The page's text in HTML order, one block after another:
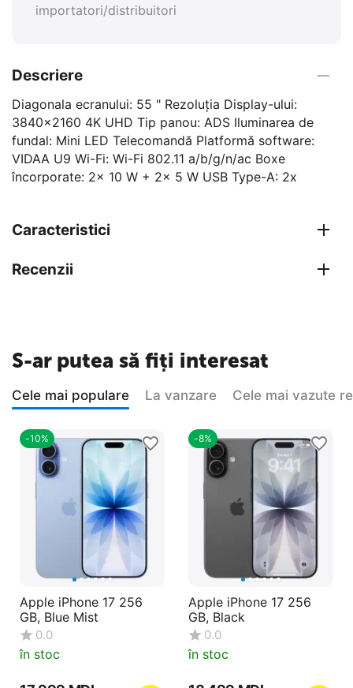
importatori/distribuitori
Descriere
Diagonala ecranului: 55 " Rezoluția Display-ului:
3840x2160 4K UHD Tip panou: ADS Iluminarea de
fundal: Mini LED Telecomandă Platformă software:
VIDAA U9 Wi-Fi: Wi-Fi 802.11 a/b/g/n/ac Boxe
încorporate: 2x 10 W + 2x 5 W USB Type-A: 2x
Caracteristici
Recenzii
S-ar putea să fiți interesat
Cele mai populare La vanzare Cele mai vazute
-10%
Apple iPhone 17 256
GB, Blue Mist
0.0
în stoc
-8%
Apple iPhone 17 256
GB, Black
0.0
în stoc